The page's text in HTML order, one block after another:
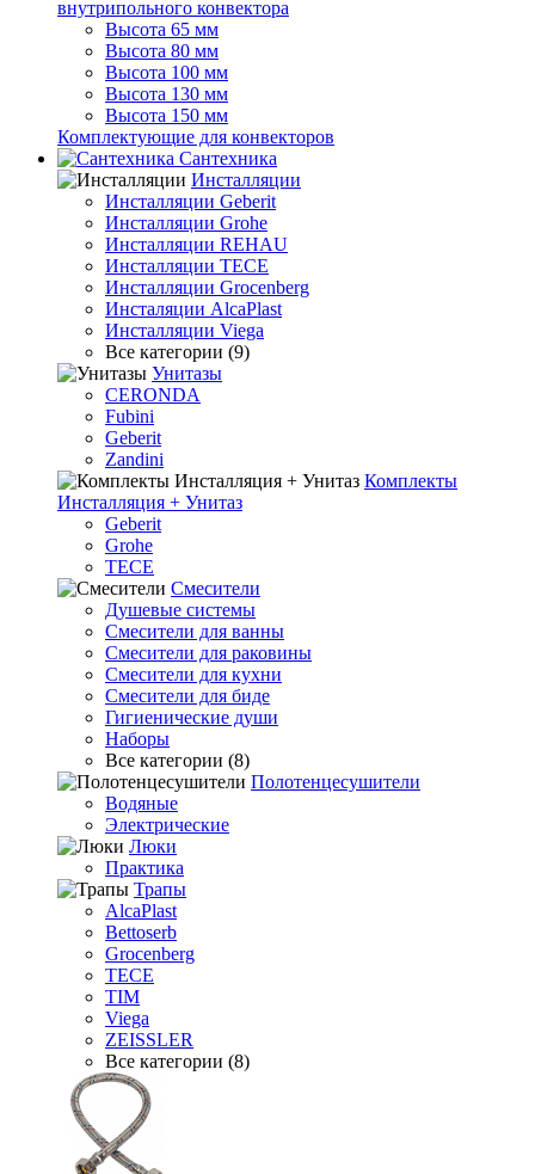
внутрипольного конвектора
Высота 65 мм
Высота 80 мм
Высота 100 мм
Высота 130 мм
Высота 150 мм
Комплектующие для конвекторов
Сантехника
Инсталляции
Инсталляции Geberit
Инсталляции Grohe
Инсталляции REHAU
Инсталляции TECE
Инсталляции Grocenberg
Инсталяции AlcaPlast
Инсталляции Viega
Все категории (9)
Унитазы
CERONDA
Fubini
Geberit
Zandini
Комплекты
Инсталляция + Унитаз
Geberit
Grohe
TECE
Смесители
Душевые системы
Смесители для ванны
Смесители для раковины
Смесители для кухни
Смесители для биде
Гигиенические души
Наборы
Все категории (8)
Полотенцесушители
Водяные
Электрические
Люки
Практика
Трапы
AlcaPlast
Bettoserb
Grocenberg
TECE
TIM
Viega
ZEISSLER
Все категории (8)